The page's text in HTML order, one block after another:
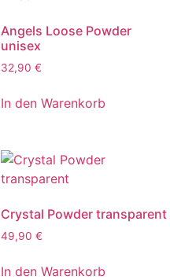
Angels Loose Powder
unisex
32,90 €
In den Warenkorb
Crystal Powder transparent
49,90 €
In den Warenkorb